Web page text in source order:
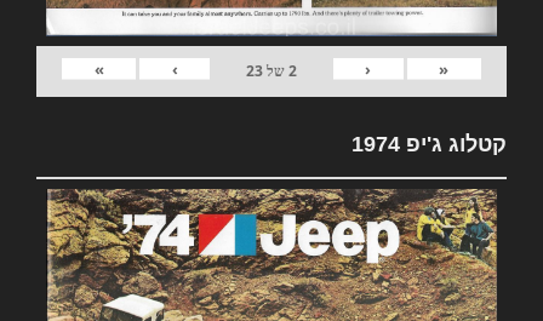
«
‹
2של23
›
»
קטלוג ג'יפ 1974